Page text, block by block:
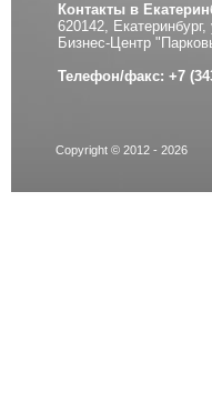
Контакты в
620142,
Бизнес-Центр
Телефон/факс: +7
Copyright © 2012 - 2026